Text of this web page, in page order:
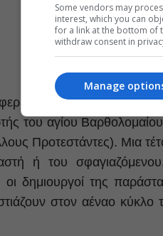
Μάρλοου, εστιάζει σε μια
του αγίου
Προτεστάντες). Μια
ή του
δημιουργοί της
στον αέναο κύκλο
Some vendors may
interest, which you can
for a link at the bottom of
withdraw consent in
Manage